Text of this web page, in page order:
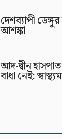
দেশব্যাপী
আশঙ্কা
আদ-দ্বীন
বাধা নেই: